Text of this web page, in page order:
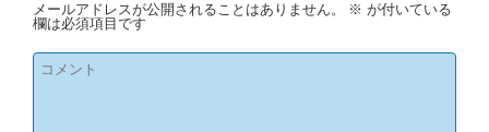
メールアドレスが公開されることはありません。 ※ が付いている
欄は必須項目です